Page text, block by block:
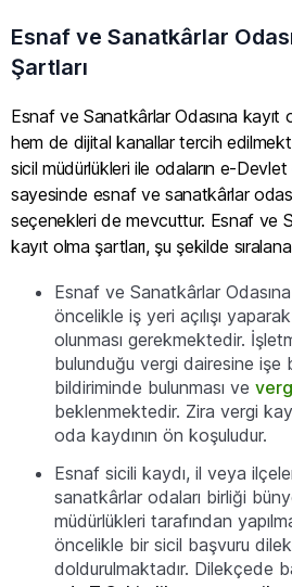
Esnaf ve Sanatkârlar
Şartları
Esnaf ve Sanatkârlar Odasına kayıt
hem de dijital kanallar tercih
sicil müdürlükleri ile odaların e-
sayesinde esnaf ve sanatkârlar
seçenekleri de mevcuttur. Esnaf ve
kayıt olma şartları, şu şekilde
Esnaf ve Sanatkârlar
öncelikle iş yeri açılışı
olunması gerekmektedir.
bulunduğu vergi dairesine işe
bildiriminde bulunması ve
beklenmektedir. Zira vergi
oda kaydının ön koşuludur.
Esnaf sicili kaydı, il veya
sanatkârlar odaları birliği
müdürlükleri tarafından
öncelikle bir sicil başvuru
doldurulmaktadır. Dilekçede